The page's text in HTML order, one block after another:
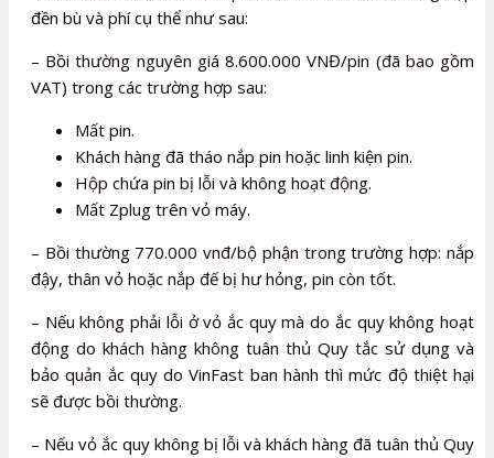
đền bù và phí cụ thể như sau:
– Bồi thường nguyên giá 8.600.000 VNĐ/pin (đã bao gồm
VAT) trong các trường hợp sau:
Mất pin.
Khách hàng đã tháo nắp pin hoặc linh kiện pin.
Hộp chứa pin bị lỗi và không hoạt động.
Mất Zplug trên vỏ máy.
– Bồi thường 770.000 vnđ/bộ phận trong trường hợp: nắp
đậy, thân vỏ hoặc nắp đế bị hư hỏng, pin còn tốt.
– Nếu không phải lỗi ở vỏ ắc quy mà do ắc quy không hoạt
động do khách hàng không tuân thủ Quy tắc sử dụng và
bảo quản ắc quy do VinFast ban hành thì mức độ thiệt hại
sẽ được bồi thường.
– Nếu vỏ ắc quy không bị lỗi và khách hàng đã tuân thủ Quy